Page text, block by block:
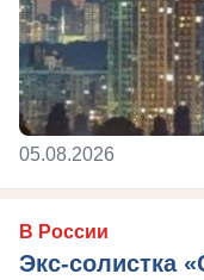
05.08.2026
В России
Экс-солистка